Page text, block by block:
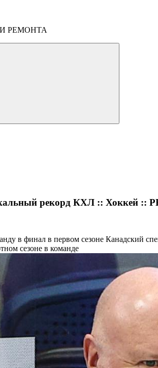
РЕМОНТА
рекорд КХЛ :: Хоккей ::
в финал в первом сезоне Канадский
сезоне в команде